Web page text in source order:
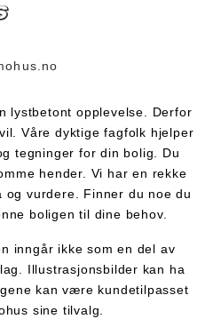
lystbetont opplevelse. Derfor
Våre dyktige fagfolk hjelper
tegninger for din bolig. Du
hender. Vi har en rekke
og vurdere. Finner du noe du
boligen til dine behov.
inngår ikke som en del av
Illustrasjonsbilder kan ha
kan være kundetilpasset
sine tilvalg.